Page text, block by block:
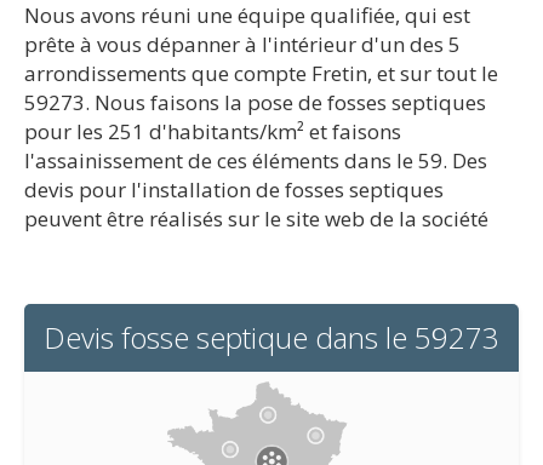
Nous avons réuni une équipe qualifiée, qui est
prête à vous dépanner à l'intérieur d'un des 5
arrondissements que compte Fretin, et sur tout le
59273. Nous faisons la pose de fosses septiques
pour les 251 d'habitants/km² et faisons
l'assainissement de ces éléments dans le 59. Des
devis pour l'installation de fosses septiques
peuvent être réalisés sur le site web de la société
Devis fosse septique dans le 59273